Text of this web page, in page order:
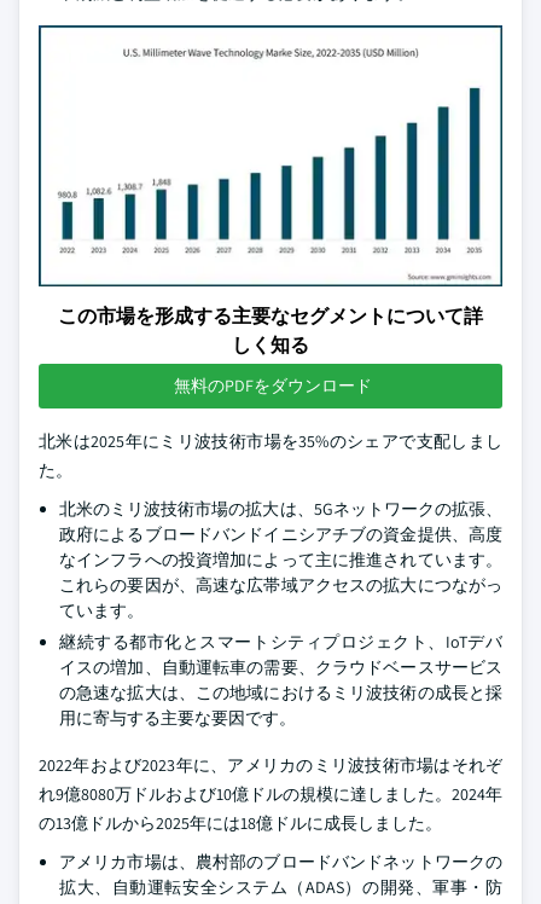
この市場を形成する主要なセグメントについて詳
しく知る
無料のPDFをダウンロード
北米は2025年にミリ波技術市場を35%のシェアで支配しまし
た。
北米のミリ波技術市場の拡大は、5Gネットワークの拡張、
政府によるブロードバンドイニシアチブの資金提供、高度
なインフラへの投資増加によって主に推進されています。
これらの要因が、高速な広帯域アクセスの拡大につながっ
ています。
継続する都市化とスマートシティプロジェクト、IoTデバ
イスの増加、自動運転車の需要、クラウドベースサービス
の急速な拡大は、この地域におけるミリ波技術の成長と採
用に寄与する主要な要因です。
2022年および2023年に、アメリカのミリ波技術市場はそれぞ
れ9億8080万ドルおよび10億ドルの規模に達しました。2024年
の13億ドルから2025年には18億ドルに成長しました。
アメリカ市場は、農村部のブロードバンドネットワークの
拡大、自動運転安全システム（ADAS）の開発、軍事・防